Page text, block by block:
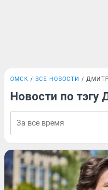
ОМСК ВСЕ НОВОСТИ
Новости по